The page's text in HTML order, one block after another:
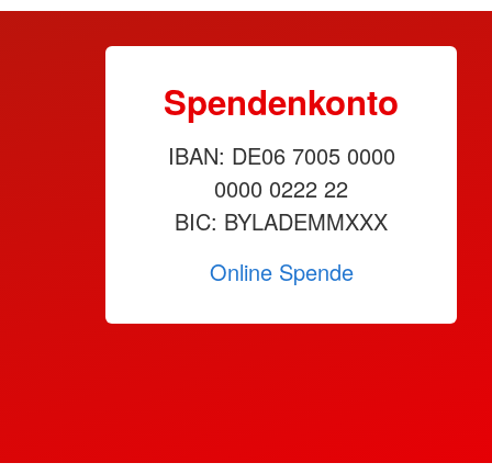
Spendenkonto
IBAN: DE06 7005 0000
0000 0222 22
BIC: BYLADEMMXXX
Online Spende